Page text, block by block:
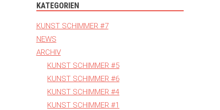
KATEGORIEN
KUNST SCHIMMER #7
NEWS
ARCHIV
KUNST SCHIMMER #5
KUNST SCHIMMER #6
KUNST SCHIMMER #4
KUNST SCHIMMER #1